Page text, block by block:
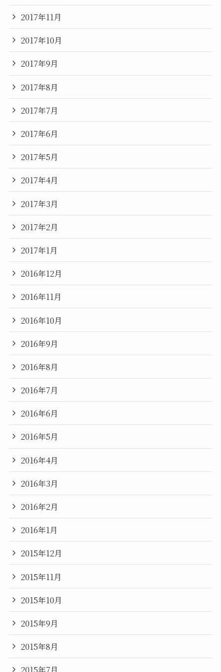
2017年11月
2017年10月
2017年9月
2017年8月
2017年7月
2017年6月
2017年5月
2017年4月
2017年3月
2017年2月
2017年1月
2016年12月
2016年11月
2016年10月
2016年9月
2016年8月
2016年7月
2016年6月
2016年5月
2016年4月
2016年3月
2016年2月
2016年1月
2015年12月
2015年11月
2015年10月
2015年9月
2015年8月